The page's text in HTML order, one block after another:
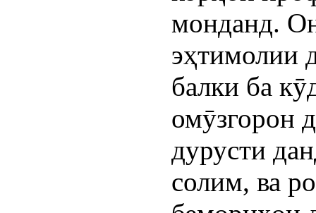
монданд.
эҳтимолии
балки ба
омӯзгорон
дурусти
солим, ва